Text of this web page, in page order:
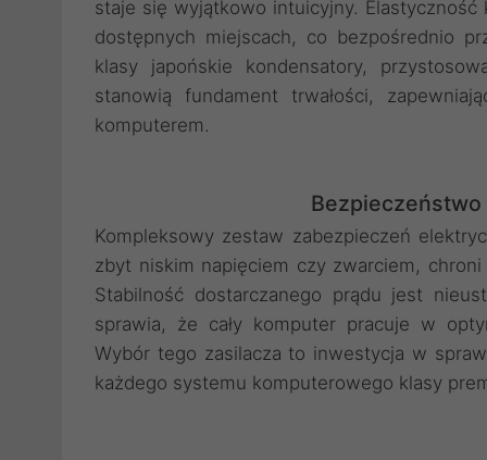
staje się wyjątkowo intuicyjny.
dostępnych miejscach, co bezpośrednio
klasy japońskie kondensatory,
stanowią fundament trwałości,
komputerem.
Kompleksowy zestaw zabezpieczeń
zbyt niskim napięciem czy zwarciem,
Stabilność dostarczanego prądu jest
sprawia, że cały komputer pracuje w
Wybór tego zasilacza to inwestycja w
każdego systemu komputerowego klasy